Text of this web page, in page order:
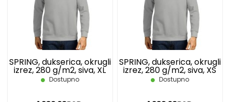
SPRING, dukserica, okrugli
izrez, 280 g/m2, siva, XL
Dostupno
SPRING, dukserica, okrugli
izrez, 280 g/m2, siva, XS
Dostupno